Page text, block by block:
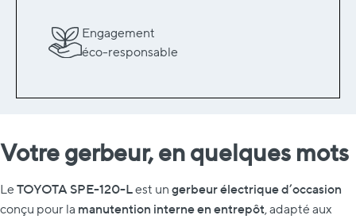
Engagement
éco-responsable
Votre gerbeur, en quelques mots
Le TOYOTA SPE-120-Lest un gerbeur électrique d’occasion
conçu pour la manutention interne en entrepôt, adapté aux